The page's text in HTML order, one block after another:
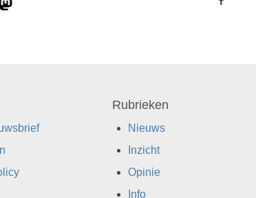
Rubrieken
Nieuws
Inzicht
Opinie
Info